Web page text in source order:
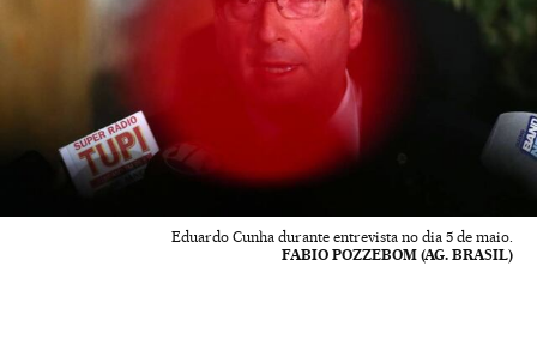
Eduardo Cunha durante entrevista no dia 5 de maio.
FABIO POZZEBOM (AG. BRASIL)